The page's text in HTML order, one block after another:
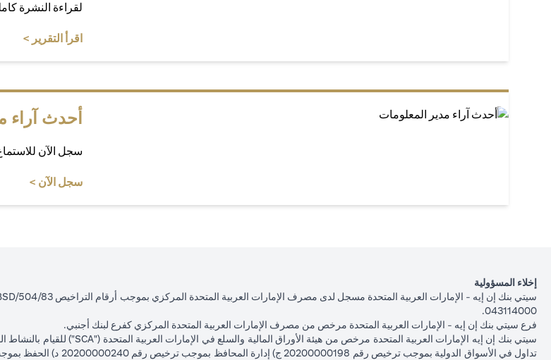
لقراءة النشرة
اقرأ التقرير >
أحدث آراء
سجل الآن
سجل الآن >
إخلاء المسؤولية
043114000.
فرع سيتي بنك إن إيه - الإمارات العربية المتحدة مرخص من مصرف الإمارات العربية المتحدة المركزي كفرع لبنك أجنبي.